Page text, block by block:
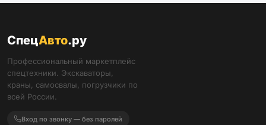
СпецАвто.ру
Профессиональный маркетплейс
спецтехники. Экскаваторы,
краны, самосвалы, погрузчики по
всей России.
Вход по звонку — без паролей